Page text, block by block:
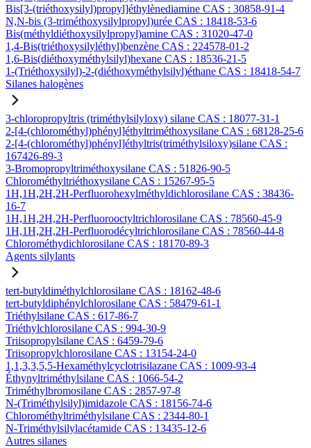
Bis[3-(triéthoxysilyl)propyl]éthylènediamine CAS : 30858-91-4
N,N-bis (3-triméthoxysilylpropyl)urée CAS : 18418-53-6
Bis(méthyldiéthoxysilylpropyl)amine CAS : 31020-47-0
1,4-Bis(triéthoxysilyléthyl)benzène CAS : 224578-01-2
1,6-Bis(diéthoxyméthylsilyl)hexane CAS : 18536-21-5
1-(Triéthoxysilyl)-2-(diéthoxyméthylsilyl)éthane CAS : 18418-54-7
Silanes halogènes
3-chloropropyltris (triméthylsilyloxy) silane CAS : 18077-31-1
2-[4-(chlorométhyl)phényl]éthyltriméthoxysilane CAS : 68128-25-6
2-[4-(chlorométhyl)phényl]éthyltris(triméthylsiloxy)silane CAS :
167426-89-3
3-Bromopropyltriméthoxysilane CAS : 51826-90-5
Chlorométhyltriéthoxysilane CAS : 15267-95-5
1H,1H,2H,2H-Perfluorohexylméthyldichlorosilane CAS : 38436-
16-7
1H,1H,2H,2H-Perfluorooctyltrichlorosilane CAS : 78560-45-9
1H,1H,2H,2H-Perfluorodécyltrichlorosilane CAS : 78560-44-8
Chlorométhydichlorosilane CAS : 18170-89-3
Agents silylants
tert-butyldiméthylchlorosilane CAS : 18162-48-6
tert-butyldiphénylchlorosilane CAS : 58479-61-1
Triéthylsilane CAS : 617-86-7
Triéthylchlorosilane CAS : 994-30-9
Triisopropylsilane CAS : 6459-79-6
Triisopropylchlorosilane CAS : 13154-24-0
1,1,3,3,5,5-Hexaméthylcyclotrisilazane CAS : 1009-93-4
Éthynyltriméthylsilane CAS : 1066-54-2
Triméthylbromosilane CAS : 2857-97-8
N-(Triméthylsilyl)imidazole CAS : 18156-74-6
Chlorométhyltriméthylsilane CAS : 2344-80-1
N-Triméthylsilylacétamide CAS : 13435-12-6
Autres silanes